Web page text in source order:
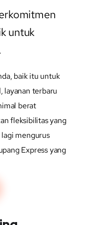
untuk
baik itu untuk
layanan terbaru
berat
fleksibilitas yang
mengurus
Express yang